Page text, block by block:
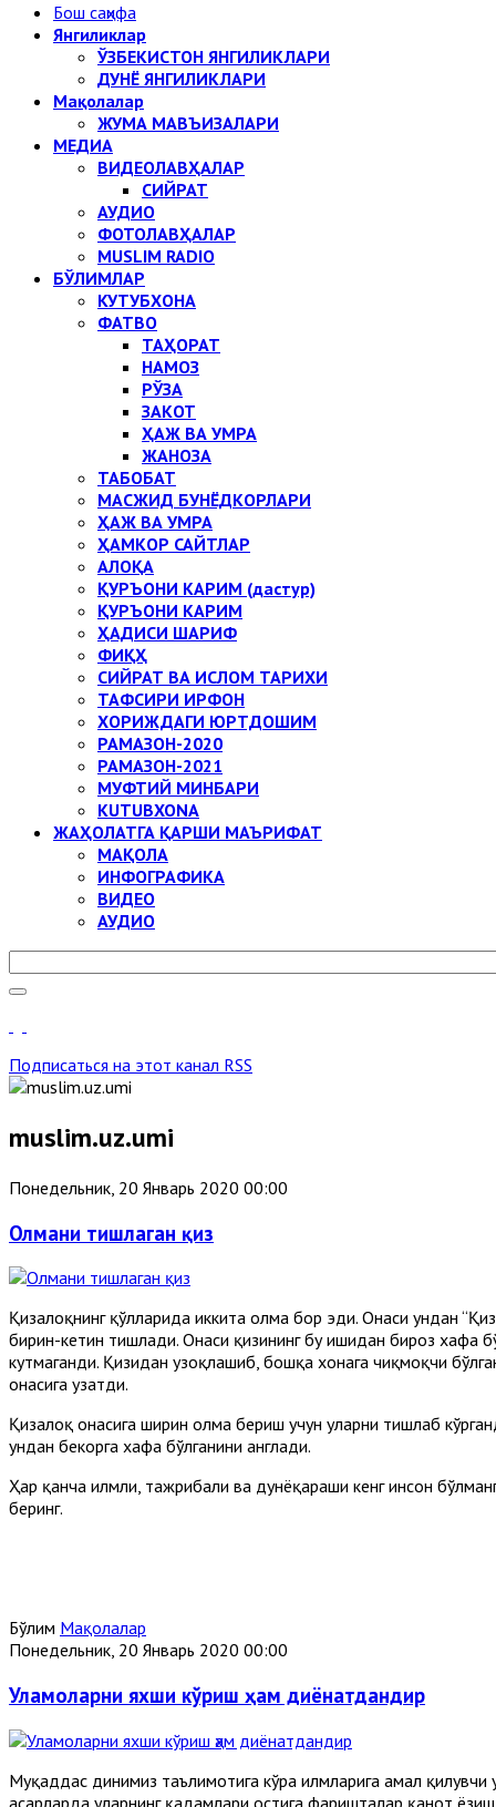
Бош саҳифа
Янгиликлар
ЎЗБЕКИСТОН ЯНГИЛИКЛАРИ
ДУНЁ ЯНГИЛИКЛАРИ
Мақолалар
ЖУМА МАВЪИЗАЛАРИ
МЕДИА
ВИДЕОЛАВҲАЛАР
СИЙРАТ
АУДИО
ФОТОЛАВҲАЛАР
MUSLIM RADIO
БЎЛИМЛАР
КУТУБХОНА
ФАТВО
ТАҲОРАТ
НАМОЗ
РЎЗА
ЗАКОТ
ҲАЖ ВА УМРА
ЖАНОЗА
ТАБОБАТ
МАСЖИД БУНЁДКОРЛАРИ
ҲАЖ ВА УМРА
ҲАМКОР САЙТЛАР
АЛОҚА
ҚУРЪОНИ КАРИМ (дастур)
ҚУРЪОНИ КАРИМ
ҲАДИСИ ШАРИФ
ФИҚҲ
СИЙРАТ ВА ИСЛОМ ТАРИХИ
ТАФСИРИ ИРФОН
ХОРИЖДАГИ ЮРТДОШИМ
РАМАЗОН-2020
РАМАЗОН-2021
МУФТИЙ МИНБАРИ
KUTUBXONA
ЖАҲОЛАТГА ҚАРШИ МАЪРИФАТ
МАҚОЛА
ИНФОГРАФИКА
ВИДЕО
АУДИО
Подписаться на этот канал RSS
muslim.uz.umi
Понедельник, 20 Январь 2020 00:00
Олмани тишлаган қиз
Қизалоқнинг қўлларида иккита олма бор эди. Онаси ундан
бирин-кетин тишлади. Онаси қизининг бу ишидан бироз хафа
кутмаганди. Қизидан узоқлашиб, бошқа хонага чиқмоқчи
онасига узатди.
Қизалоқ онасига ширин олма бериш учун уларни тишлаб
ундан бекорга хафа бўлганини англади.
Ҳар қанча илмли, тажрибали ва дунёқараши кенг инсон
беринг.
Бўлим Мақолалар
Понедельник, 20 Январь 2020 00:00
Уламоларни яхши кўриш ҳам диёнатдандир
Муқаддас динимиз таълимотига кўра илмларига амал қилувчи
асарларда уларнинг қадамлари остига фаришталар қанот